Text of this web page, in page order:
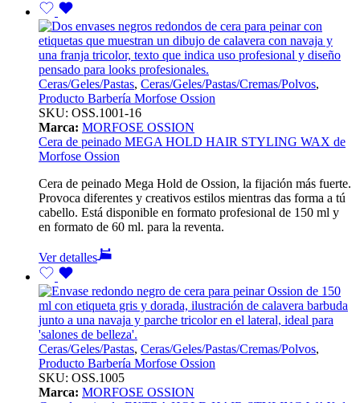
Ceras/Geles/Pastas, Ceras/Geles/Pastas/Cremas/Polvos,
Producto Barbería Morfose Ossion
SKU: OSS.1001-16
Marca: MORFOSE OSSION
Cera de peinado MEGA HOLD HAIR STYLING WAX de
Morfose Ossion
Cera de peinado Mega Hold de Ossion, la fijación más fuerte.
Provoca diferentes y creativos estilos mientras das forma a tú
cabello. Está disponible en formato profesional de 150 ml y
en formato de 60 ml. para la reventa.
Ver detalles
Ceras/Geles/Pastas, Ceras/Geles/Pastas/Cremas/Polvos,
Producto Barbería Morfose Ossion
SKU: OSS.1005
Marca: MORFOSE OSSION